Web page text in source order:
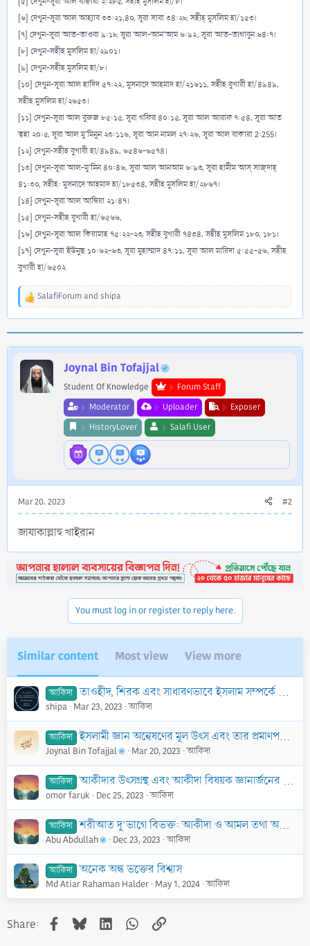
[৬] দেখুন-সূরা আল আহ্যাব ৩৩:২১,৪০, সূরা সাবা ৩৪:২৮, সহীহ্ মুসলিম হা/১৫৩।
[৭] দেখুন-সূরা আত-তাওবা ৯:১৮, সূরা আল-আন'আম ৬:৯২, সূরা আত-তাগাবুন ৬৪:৭।
[৮] দেখুন-সহীহ মুসলিম হা/২৯০১।
[৯] দেখুন-সহীহ মুসলিম হা/৮।
[১০] দেখুন-সূরা আল হাদিদ ৫৭:২২, মুসনাদে আহমাদ হা/২১৬১১, সহীহ বুখারী হা/৪৯৪৯,
সহীহ মুসলিম হা/২৬৫৩।
[১১] দেখুন-সূরা আল বুরুজ ৮৫:১৫, সূরা গফির ৪০:১৫, সূরা আল আরাফ ৭:৫৪, সূরা আত
ত্বহা ২০:৫, সূরা আল মু'মিনুন ২৩:১১৬, সূরা আন নামল ২৭:২৬, সূরা আল বাকারা 2:255।
[১২] দেখুন-সহীহ বুখারী হা/৪৯৪৯, ৬৫৪৬-৬৫৭৪।
[১৩] দেখুন-সূরা আল-মু'মিন ৪০:৪৬, সূরা আল আনআম ৬:৯৩, সূরা হামীম আস্ সাজ্দাহ্
৪১:৩০, সহীহ: মুসনাদে আহমাদ হা/১৮৫৩৪, সহীহ মুসলিম হা/২৮৬৭।
[১৪] দেখুন-সূরা আল আম্বিয়া ২১:৪৭।
[১৫] দেখুন-সহীহ বুখারী হা/৬৫৬৬,
[১৬] দেখুন-সূরা আল কিয়ামাহ ৭৫:২২-২৩, সহীহ বুখারী ৭৪৩৪, সহীহ মুসলিম ১৮০, ১৮১।
[১৭] দেখুন-সূরা ইউনুছ ১০:৬২-৬৩, সূরা মুহাম্মাদ ৪৭:১১, সূরা আল মায়িদা ৫:৫৫-৫৬, সহীহ
বুখারী হা/৬৫০২
R
t
i
o
n
SalafiForumand shipa
Joynal Bin Tofajjal
Student Of Knowledge
Forum Staff
Moderator
Uploader
Exposer
HistoryLover
Salafi User
Mar 20, 2023 #2
জাযাকাল্লাহু খাইরান
You must log in or register to reply here.
Similar content Most view View more
আকিদা তাওহীদ, শিরক এবং সাধারণভাবে ইসলাম সম্পর্কে জ্ঞানার্জন করার জন্য ক্লাস বা কোর্সে অংশ গ্রহণ ছাড়া বিকল্প উপায় আছে কি?
shipa Mar 23, 2023 আকিদা
আকিদা ইসলামী জ্ঞান অন্বেষণের মূল উৎস এবং তার প্রমাণপঞ্জি উপস্থাপনের পদ্ধতি
Joynal Bin Tofajjal Mar 20, 2023 আকিদা
আকিদা আকীদার উৎসগ্রন্থ এবং আকীদা বিষয়ক জ্ঞানার্জনের ক্ষেত্রে পূর্ববর্তী আলিমগণের নীতি
omor faruk Dec 25, 2023 আকিদা
আকিদা শরীআত দু’ভাগে বিভক্ত: আকীদা ও আমল তথা অন্তরের বিশ্বাসগত বিষয় ও দৈহিক, আর্থিক কর্মকাণ্ডগত বিষয়
Abu Abdullah Dec 23, 2023 আকিদা
আকিদা অনেক অন্ধ ভক্তের বিশ্বাস
Md Atiar Rahaman Halder May 1, 2024 আকিদা
Share: Facebook
BlueskyLinkedInWhatsApp
Link